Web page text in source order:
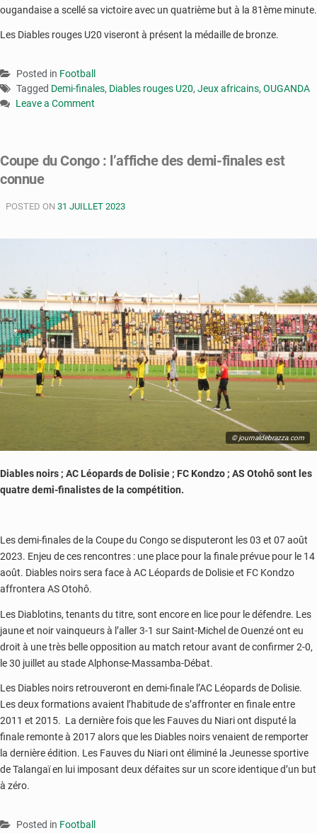
ougandaise a scellé sa victoire avec un quatrième but à la 81ème minute.
Les Diables rouges U20 viseront à présent la médaille de bronze.
Posted in Football
Tagged Demi-finales, Diables rouges U20, Jeux africains, OUGANDA
Leave a Comment
:
les
rouges
tombent
Coupe du Congo : l’affiche des demi-finales est
connue
POSTED ON 31 JUILLET 2023
© journaldebrazza.com
Diables noirs ; AC Léopards de Dolisie ; FC Kondzo ; AS Otohô sont les
quatre demi-finalistes de la compétition.
Les demi-finales de la Coupe du Congo se disputeront les 03 et 07 août
2023. Enjeu de ces rencontres : une place pour la finale prévue pour le 14
août. Diables noirs sera face à AC Léopards de Dolisie et FC Kondzo
affrontera AS Otohô.
Les Diablotins, tenants du titre, sont encore en lice pour le défendre. Les
jaune et noir vainqueurs à l’aller 3-1 sur Saint-Michel de Ouenzé ont eu
droit à une très belle opposition au match retour avant de confirmer 2-0,
le 30 juillet au stade Alphonse-Massamba-Débat.
Les Diables noirs retrouveront en demi-finale l’AC Léopards de Dolisie.
Les deux formations avaient l’habitude de s’affronter en finale entre
2011 et 2015. La dernière fois que les Fauves du Niari ont disputé la
finale remonte à 2017 alors que les Diables noirs venaient de remporter
la dernière édition. Les Fauves du Niari ont éliminé la Jeunesse sportive
de Talangaï en lui imposant deux défaites sur un score identique d’un but
à zéro.
Posted in Football